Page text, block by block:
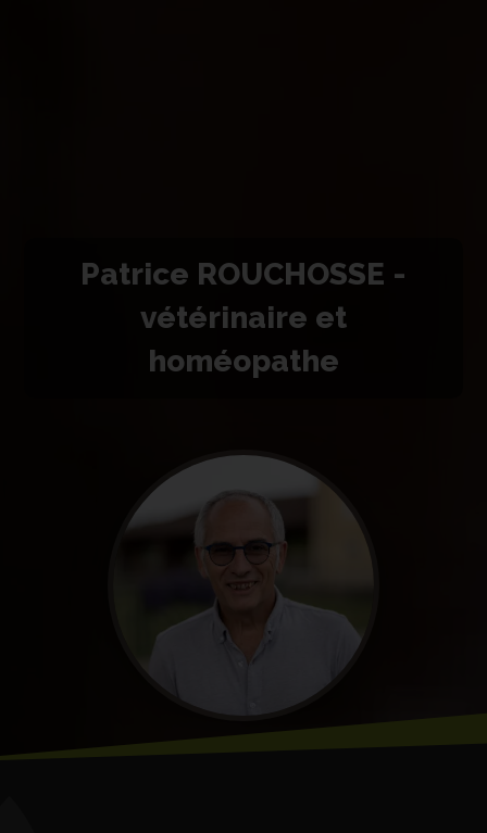
Patrice ROUCHOSSE -
vétérinaire et
homéopathe